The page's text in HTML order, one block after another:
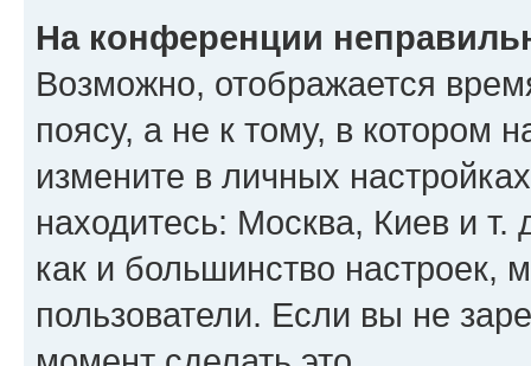
На конференции
Возможно, отображается
поясу, а не к тому, в котором
измените в личных
находитесь: Москва, Киев и т.
как и большинство настроек,
пользователи. Если вы не